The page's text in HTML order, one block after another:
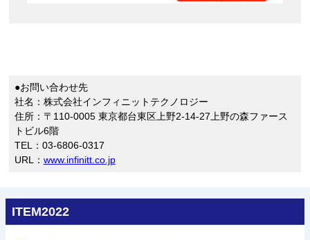
●お問い合わせ先
社名：株式会社インフィニットテクノロジー
住所：〒110-0005 東京都台東区上野2-14-27上野の森ファース
トビル6階
TEL：03-6806-0317
URL： www.infinitt.co.jp
ITEM2022